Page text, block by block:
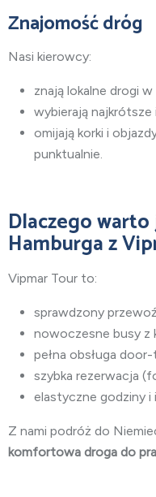
Znajomość dróg
Nasi kierowcy:
znają lokalne drogi
wybierają najkrótsze
omijają korki i
punktualnie.
Dlaczego
Hamburgaz
Vipmar Tour to:
sprawdzony
nowoczesne busy z
pełna obsługa
szybka rezerwacja
elastyczne godziny i
Z nami podróż do
komfortowa droga do